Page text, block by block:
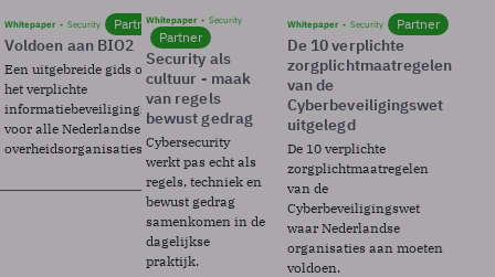
Whitepaper Security Partner
Voldoen aan BIO2
Een uitgebreide gids over BIO2,
het verplichte
informatiebeveiligingsframework
voor alle Nederlandse
overheidsorganisaties.
Whitepaper Security
Partner
Security als
cultuur - maak
van regels
bewust gedrag
Cybersecurity
werkt pas echt als
regels, techniek en
bewust gedrag
samenkomen in de
dagelijkse
praktijk.
Whitepaper Security Partner
De 10 verplichte
zorgplichtmaatregelen
van de
Cyberbeveiligingswet
uitgelegd
De 10 verplichte
zorgplichtmaatregelen
van de
Cyberbeveiligingswet
waar Nederlandse
organisaties aan moeten
voldoen.